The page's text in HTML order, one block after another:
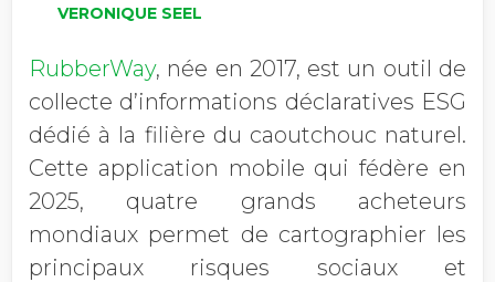
VERONIQUE SEEL
RubberWay, née en 2017, est un outil de
collecte d’informations déclaratives ESG
dédié à la filière du caoutchouc naturel.
Cette application mobile qui fédère en
2025, quatre grands acheteurs
mondiaux permet de cartographier les
principaux risques sociaux et